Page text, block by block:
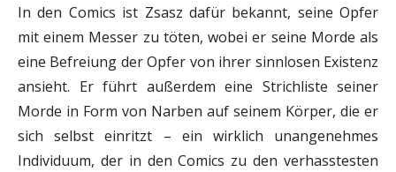
In den Comics ist Zsasz dafür bekannt, seine Opfer
mit einem Messer zu töten, wobei er seine Morde als
eine Befreiung der Opfer von ihrer sinnlosen Existenz
ansieht. Er führt außerdem eine Strichliste seiner
Morde in Form von Narben auf seinem Körper, die er
sich selbst einritzt – ein wirklich unangenehmes
Individuum, der in den Comics zu den verhasstesten